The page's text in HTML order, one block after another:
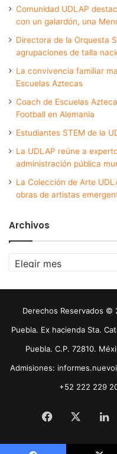
Comunidad UDLAP
con un galardón, una
Directora de la Orquesta
agrupaciones de talla
La convivencia familiar
Escuelas Aztecas
Coach de Escuelas
Football en Alemania
Estudiantes STEM de la
La UDLAP reúne a
administración pública
La Colección de Arte
obras de artistas
Archivos
Archivos
Derechos Reservados ©
Puebla. Ex hacienda Sta.
Puebla. C.P. 72810.
Admisiones:
+52 222 229
Facebook